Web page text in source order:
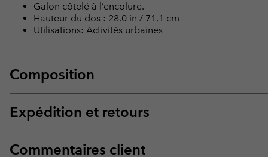
Galon côtelé à l’encolure.
Hauteur du dos : 28.0 in / 71.1 cm
Utilisations: Activités urbaines
Composition
Expédition et retours
Commentaires client